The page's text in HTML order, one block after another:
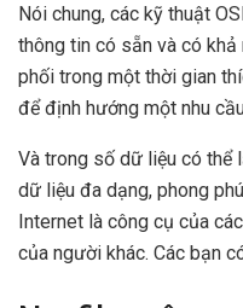
Nói chung, các kỹ thuật
thông tin có sẵn và có
phối trong một thời gian
để định hướng một nhu
Và trong số dữ liệu có thể
dữ liệu đa dạng, phong
Internet là công cụ của
của người khác. Các bạn